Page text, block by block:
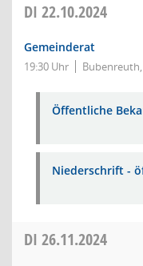
DI 22.10.2024
Gemeinderat
19:30 Uhr
Öffentliche
Niederschrift -
DI 26.11.2024